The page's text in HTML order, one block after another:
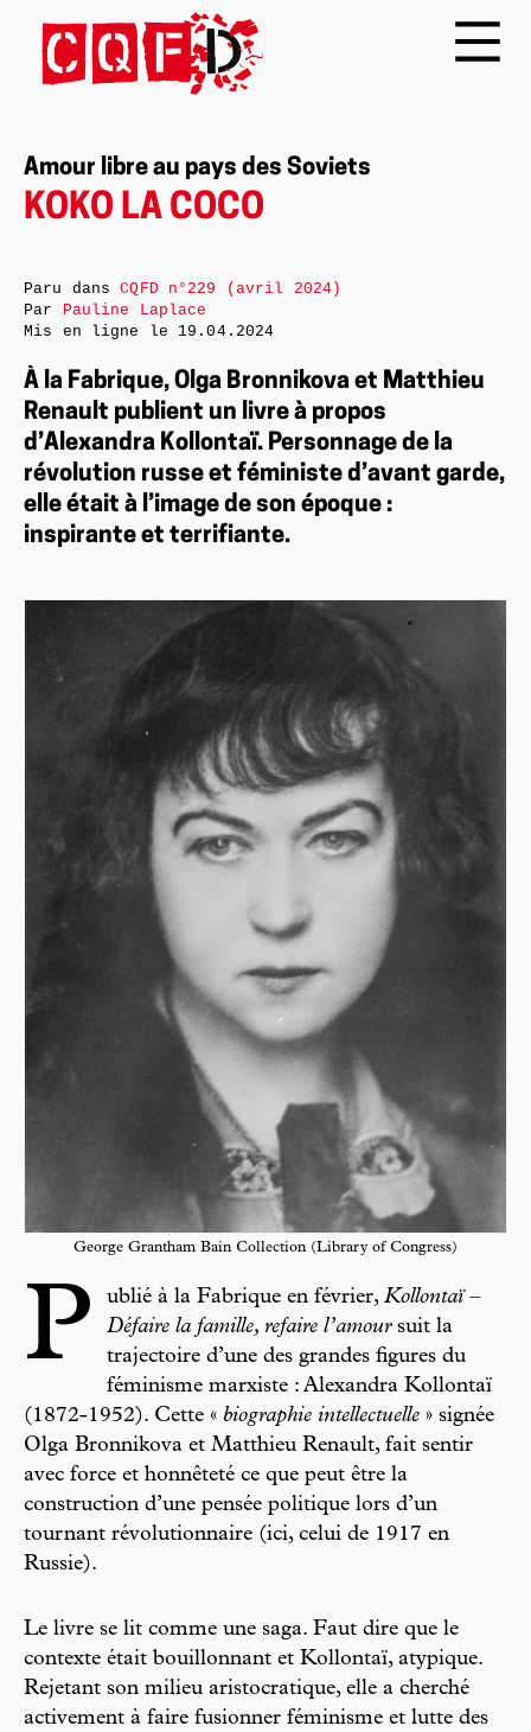
Amour libre au pays des Soviets
KOKO LA COCO
À la Fabrique, Olga Bronnikova et Matthieu
Renault publient un livre à propos
d’Alexandra Kollontaï. Personnage de la
révolution russe et féministe d’avant garde,
elle était à l’image de son époque :
inspirante et terrifiante.
George Grantham Bain Collection (Library of Congress)
P ublié à la Fabrique en février, Kollontaï –
Défaire la famille, refaire l’amoursuit la
trajectoire d’une des grandes figures du
féminisme marxiste : Alexandra Kollontaï
(1872-1952). Cette « biographie intellectuelle » signée
Olga Bronnikova et Matthieu Renault, fait sentir
avec force et honnêteté ce que peut être la
construction d’une pensée politique lors d’un
tournant révolutionnaire (ici, celui de 1917 en
Russie).
Le livre se lit comme une saga. Faut dire que le
contexte était bouillonnant et Kollontaï, atypique.
Rejetant son milieu aristocratique, elle a cherché
activement à faire fusionner féminisme et lutte des
Paru dansCQFD n°229 (avril 2024)
Par Pauline Laplace
Mis en ligne le 19.04.2024